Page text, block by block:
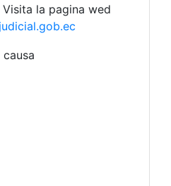
la pagina wed